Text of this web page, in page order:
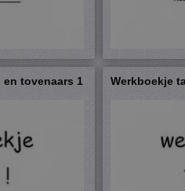
en tovenaars 1 Werkboekje